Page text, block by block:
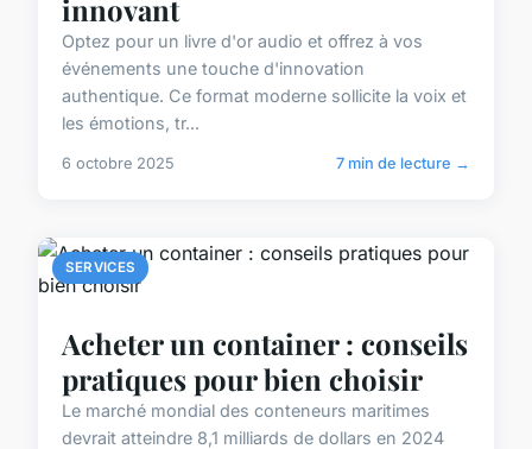
innovant
Optez pour un livre d'or audio et offrez à vos
événements une touche d'innovation
authentique. Ce format moderne sollicite la voix et
les émotions, tr...
6 octobre 2025 7 min de lecture →
SERVICES
Acheter un container : conseils
pratiques pour bien choisir
Le marché mondial des conteneurs maritimes
devrait atteindre 8,1 milliards de dollars en 2024